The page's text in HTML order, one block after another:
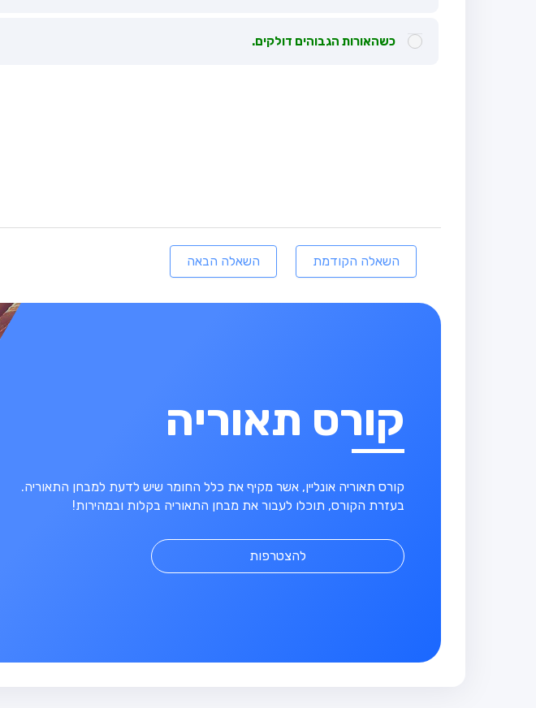
כשהאורות הגבוהים דולקים.
השאלה הקודמת השאלה הבאה
קורס תאוריה
קורס תאוריה אונליין, אשר מקיף את כלל החומר שיש לדעת למבחן התאוריה.
בעזרת הקורס, תוכלו לעבור את מבחן התאוריה בקלות ובמהירות!
להצטרפות